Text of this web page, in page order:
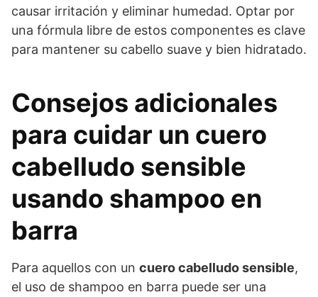
causar irritación y eliminar humedad. Optar por
una fórmula libre de estos componentes es clave
para mantener su cabello suave y bien hidratado.
Consejos adicionales
para cuidar un cuero
cabelludo sensible
usando shampoo en
barra
Para aquellos con un cuero cabelludo sensible,
el uso de shampoo en barra puede ser una